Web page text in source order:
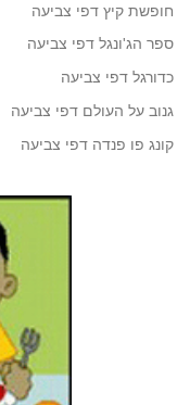
חופשת קיץ דפי צביעה
ספר הג'ונגל דפי צביעה
כדורגל דפי צביעה
גנוב על העולם דפי צביעה
קונג פו פנדה דפי צביעה